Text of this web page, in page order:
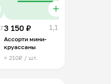
3 150 ₽ 1,1 кг
Ассорти мини-
круассаны
≈ 210₽ / шт.